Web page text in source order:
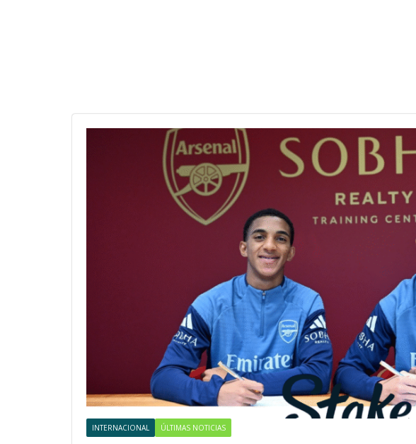
INTERNACIONAL ÚLTIMAS NOTICIAS